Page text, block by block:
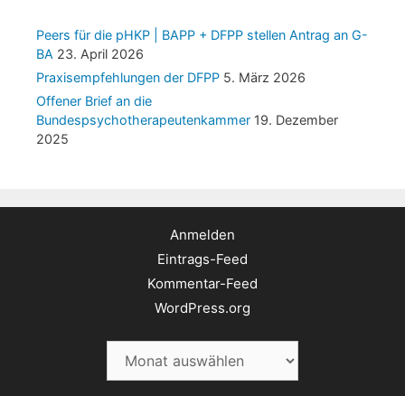
Peers für die pHKP | BAPP + DFPP stellen Antrag an G-
BA 23. April 2026
Praxisempfehlungen der DFPP 5. März 2026
Offener Brief an die
Bundespsychotherapeutenkammer 19. Dezember
2025
Anmelden
Eintrags-Feed
Kommentar-Feed
WordPress.org